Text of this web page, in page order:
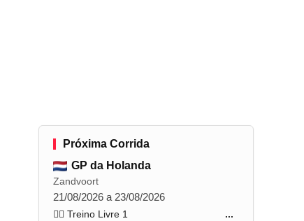
Próxima Corrida
GP da Holanda
Zandvoort
21/08/2026 a 23/08/2026
🏋️‍♂️ Treino Livre 1 ...